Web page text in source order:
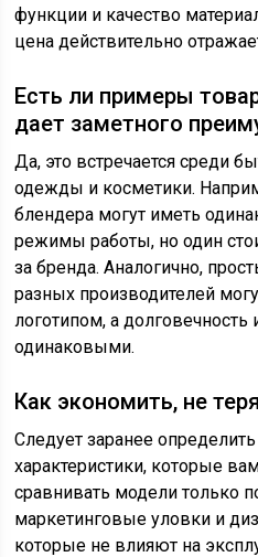
функции и качество
цена действительно
Есть ли примеры
дает заметного
Да, это встречается среди
одежды и косметики.
блендера могут иметь
режимы работы, но один
за бренда. Аналогично,
разных производителей
логотипом, а
одинаковыми.
Как экономить, не
Следует заранее
характеристики, которые
сравнивать модели только
маркетинговые уловки и
которые не влияют на